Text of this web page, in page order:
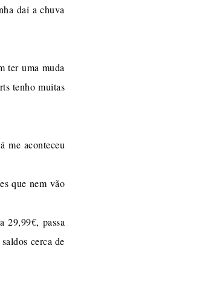
daí a chuva
ter uma muda
tenho muitas
me aconteceu
que nem vão
29,99€, passa
cerca de